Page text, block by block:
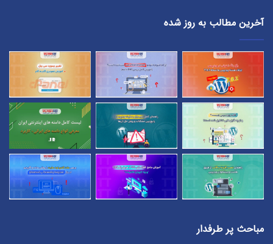
آخرین مطالب به روز شده
مباحث پر طرفدار